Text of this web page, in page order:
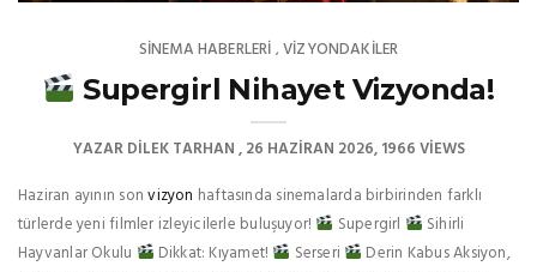
SINEMA HABERLERI ,VIZYONDAKILER
Supergirl Nihayet Vizyonda!
YAZARDILEK TARHAN 26 HAZIRAN 2026 1966 VIEWS
Haziran ayının sonvizyon haftasında sinemalarda birbirinden farklı
türlerde yeni filmler izleyicilerle buluşuyor!
Supergirl
Sihirli
Hayvanlar Okulu
Dikkat: Kıyamet! Serseri
Derin Kabus Aksiyon,